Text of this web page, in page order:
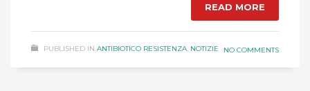
READ MORE
PUBLISHED IN ANTIBIOTICO RESISTENZA, NOTIZIE NO COMMENTS